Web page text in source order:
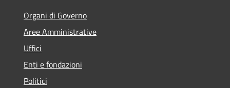
Organi di Governo
Aree Amministrative
Uffici
Enti e fondazioni
Politici